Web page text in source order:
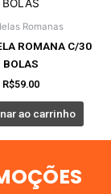
Romanas
ROMANA C/30
BOLAS
R$59.00
ao carrinho